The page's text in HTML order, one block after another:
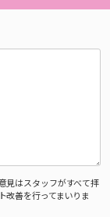
見はスタッフがすべて拝
改善を行ってまいりま